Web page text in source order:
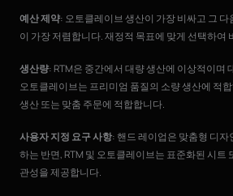
예산 제약: 오토클레이브 생산이 가장 비싸고 그 다
이 가장 저렴합니다. 재정적 목표에 맞게 선택하여
생산량: RTM은 중간에서 대량 생산에 이상적이며
오토클레이브는 프리미엄 품질의 소량 생산에 적
생산 또는 맞춤 주문에 적합합니다.
사용자 지정 요구 사항: 핸드 레이업은 맞춤형 디
하는 반면, RTM 및 오토클레이브는 표준화된 시트
관성을 제공합니다.